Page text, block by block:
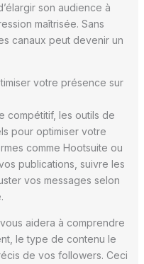
son audience à
maîtrisée. Sans
canaux peut devenir un
votre présence sur
compétitif, les outils de
pour optimiser votre
comme Hootsuite ou
publications, suivre les
vos messages selon
aidera à comprendre
le type de contenu le
de vos followers. Ceci